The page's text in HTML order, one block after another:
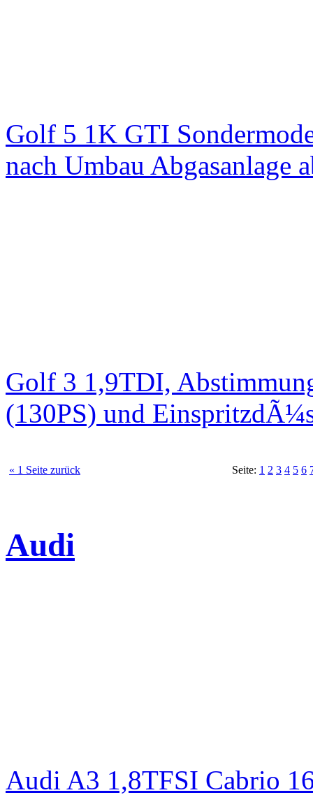
Golf 5 1K GTI
nach Umbau Abgasanlage
Golf 3 1,9TDI,
(130PS) und
« 1 Seite zurück Seite: 1 2 3 4 5 6
Audi
Audi A3 1,8TFSI Cabrio